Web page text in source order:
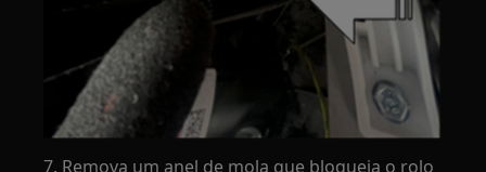
7. Remova um anel de mola que bloqueia o rolo